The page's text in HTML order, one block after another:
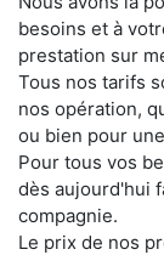
besoins et à
prestation sur
Tous nos tarifs
nos opération,
ou bien pour
Pour tous vos
dès aujourd'hui
compagnie.
Le prix de nos